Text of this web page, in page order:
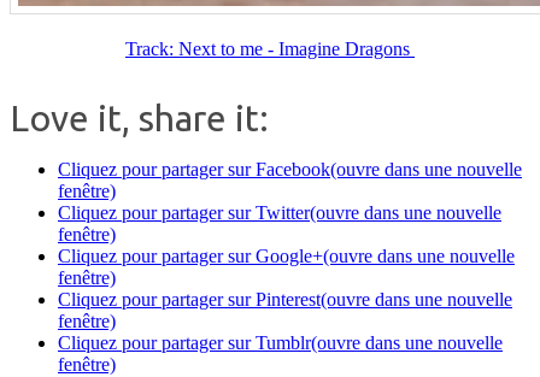
Track: Next to me - Imagine Dragons
Love it, share it:
Cliquez pour partager sur Facebook(ouvre dans une nouvelle
fenêtre)
Cliquez pour partager sur Twitter(ouvre dans une nouvelle
fenêtre)
Cliquez pour partager sur Google+(ouvre dans une nouvelle
fenêtre)
Cliquez pour partager sur Pinterest(ouvre dans une nouvelle
fenêtre)
Cliquez pour partager sur Tumblr(ouvre dans une nouvelle
fenêtre)